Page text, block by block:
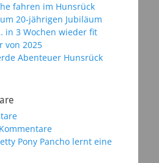
fahren im Hunsrück
20-jährigen Jubiläum
3 Wochen wieder fit
von 2025
Abenteuer Hunsrück
Kommentare
Pony Pancho lernt eine